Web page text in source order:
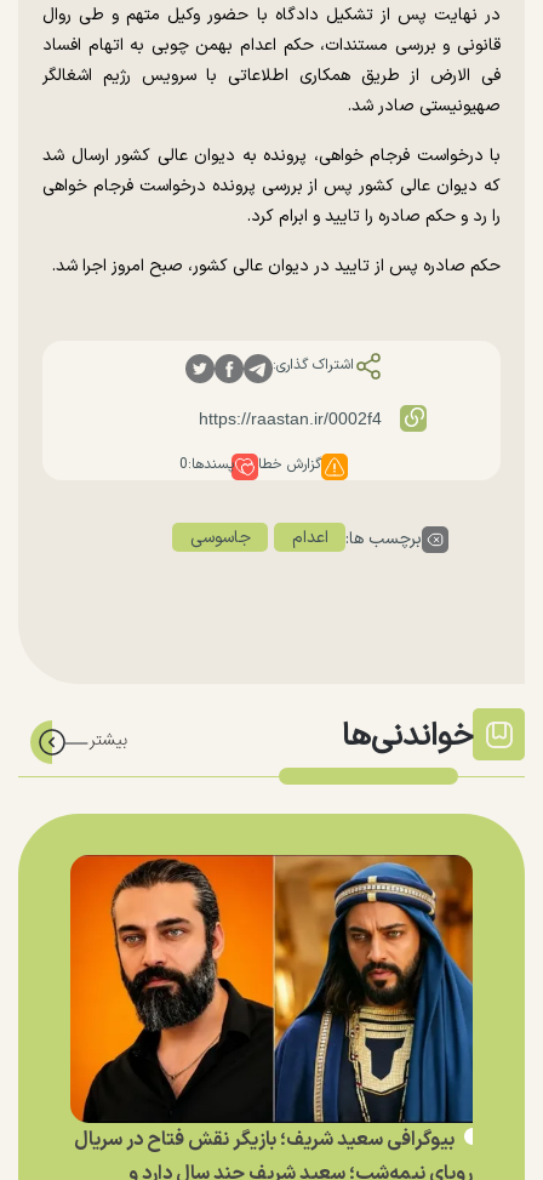
در نهایت پس از تشکیل دادگاه با حضور وکیل متهم و طی روال
قانونی و بررسی مستندات، حکم اعدام بهمن چوبی به اتهام افساد
فی الارض از طریق همکاری اطلاعاتی با سرویس رژیم اشغالگر
صهیونیستی صادر شد.
با درخواست فرجام خواهی، پرونده به دیوان عالی کشور ارسال شد
که دیوان عالی کشور پس از بررسی پرونده درخواست فرجام خواهی
را رد و حکم صادره را تایید و ابرام کرد.
حکم صادره پس از تایید در دیوان عالی کشور، صبح امروز اجرا شد.
اشتراک گذاری:
گزارش خطا پسندها:0
برچسب ها: اعدام جاسوسی
خواندنی‌ها
بیوگرافی سعید شریف؛ بازیگر نقش فتاح در سریال
رویای نیمه‌شب؛ سعید شریف چند سال دارد و